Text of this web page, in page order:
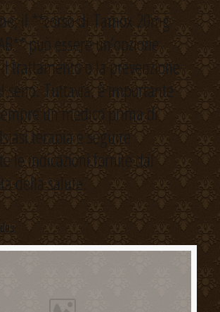
il **corso di Tamox 20mg
può essere un’opzione
trattamento o la prevenzione
seno. Tuttavia, è importante
un medico prima di
terapia e seguire
le indicazioni fornite dal
della salute.